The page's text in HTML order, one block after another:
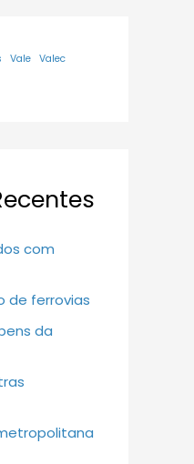
Vale Valec
com
de ferrovias
da